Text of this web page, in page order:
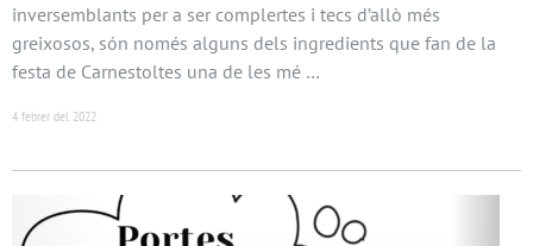
inversemblants per a ser complertes i tecs d’allò més
greixosos, són només alguns dels ingredients que fan de la
festa de Carnestoltes una de les mé …
4 febrer del 2022